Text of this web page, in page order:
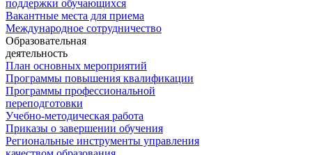
поддержки обучающихся
Вакантные места для приема
Международное сотрудничество
Образовательная
деятельность
План основных мероприятий
Программы повышения квалификации
Программы профессиональной
переподготовки
Учебно-методическая работа
Приказы о завершении обучения
Региональные инструменты управления